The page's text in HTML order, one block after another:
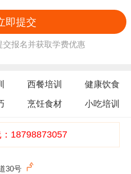
即提交
交报名并获取学费优惠
西餐培训 健康饮食
烹饪食材 小吃培训
18798873057
30号